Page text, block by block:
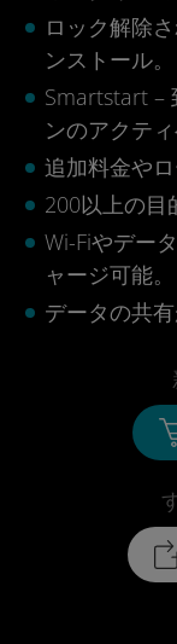
ロック解除
ンストール。
Smartstart –
ンのアクテ
追加料金や
200以上の目
Wi-Fiやデー
ャージ可能。
データの共有